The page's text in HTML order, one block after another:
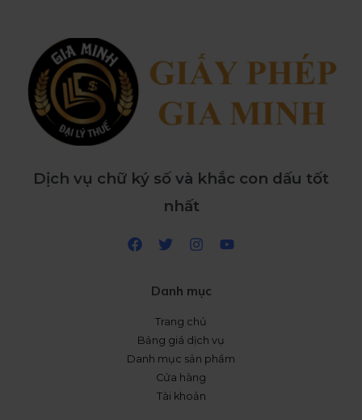
Dịch vụ chữ ký số và khắc con dấu tốt
nhất
Danh mục
Trang chủ
Bảng giá dịch vụ
Danh mục sản phẩm
Cửa hàng
Tài khoản